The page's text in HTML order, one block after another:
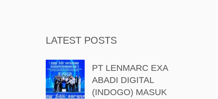
LATEST POSTS
PT LENMARC EXA
ABADI DIGITAL
(INDOGO) MASUK